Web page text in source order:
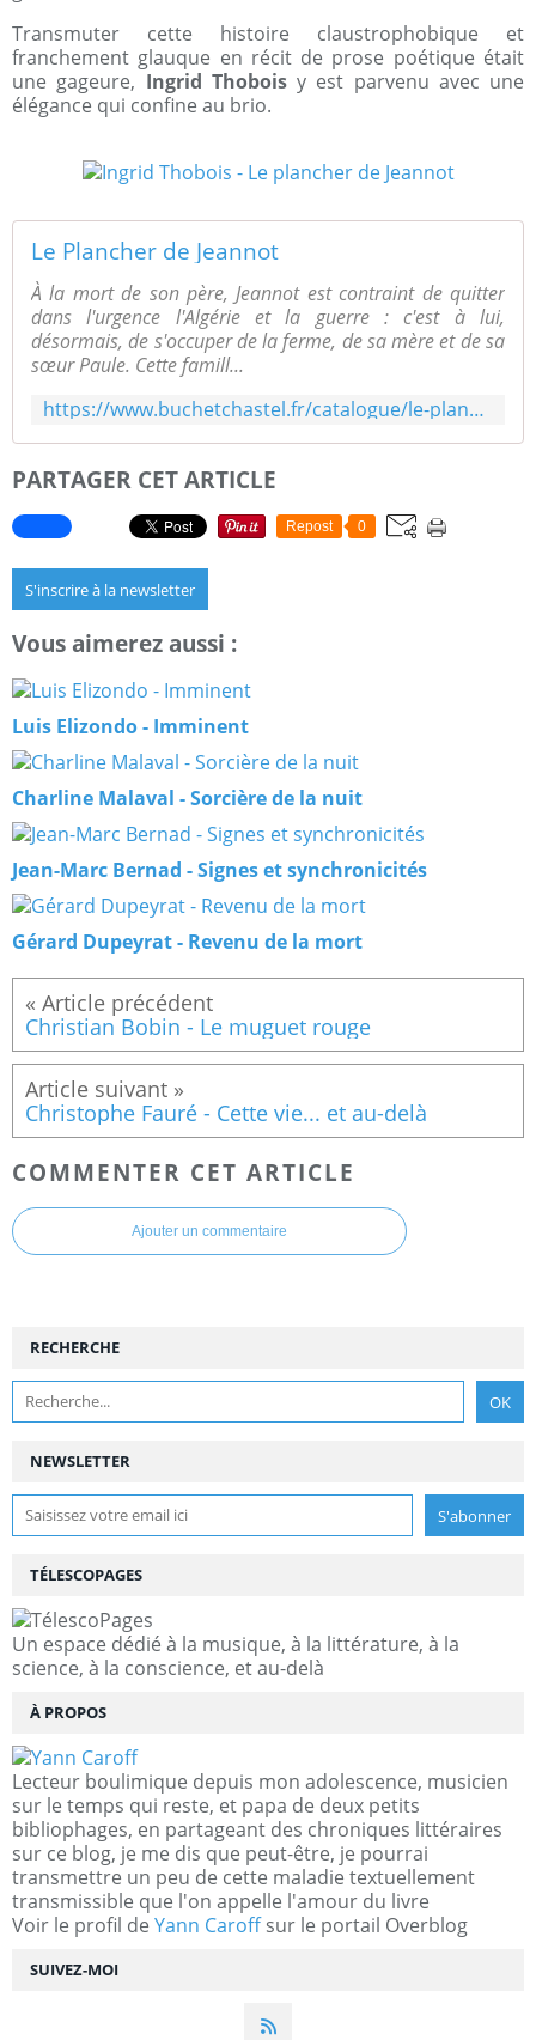
Transmuter cette histoire claustrophobique et
franchement glauque en récit de prose poétique était
une gageure, Ingrid Thoboisy est parvenu avec une
élégance qui confine au brio.
Le Plancher de Jeannot
À la mort de son père, Jeannot est contraint de quitter
dans l'urgence l'Algérie et la guerre : c'est à lui,
désormais, de s'occuper de la ferme, de sa mère et de sa
sœur Paule. Cette famill...
https://www.buchetchastel.fr/catalogue/le-plancher-de-jeannot/
PARTAGER CET ARTICLE
Repost 0
S'inscrire à la newsletter
Vous aimerez aussi :
Luis Elizondo - Imminent
Charline Malaval - Sorcière de la nuit
Jean-Marc Bernad - Signes et synchronicités
Gérard Dupeyrat - Revenu de la mort
Christian Bobin - Le muguet rouge
Christophe Fauré - Cette vie... et au-delà
COMMENTER CET ARTICLE
Ajouter un commentaire
NEWSLETTER
SUIVEZ-MOI
RECHERCHE
TÉLESCOPAGES
Un espace dédié à la musique, à la littérature, à la
science, à la conscience, et au-delà
À PROPOS
Lecteur boulimique depuis mon adolescence, musicien
sur le temps qui reste, et papa de deux petits
bibliophages, en partageant des chroniques littéraires
sur ce blog, je me dis que peut-être, je pourrai
transmettre un peu de cette maladie textuellement
transmissible que l'on appelle l'amour du livre
Voir le profil de Yann Caroffsur le portail Overblog